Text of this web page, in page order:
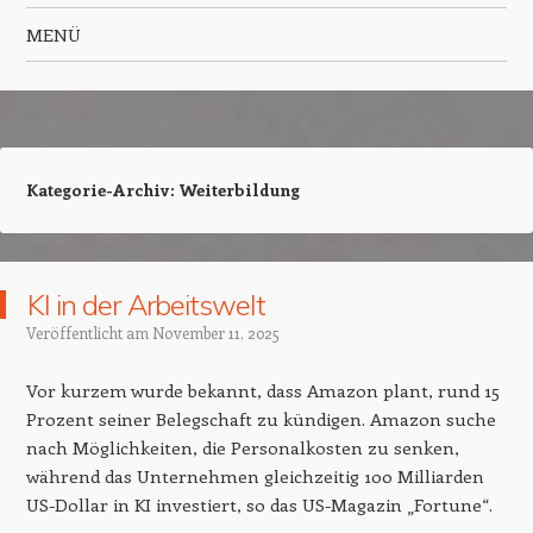
MENÜ
Kategorie-Archiv: Weiterbildung
KI in der Arbeitswelt
Veröffentlicht am November 11, 2025
Vor kurzem wurde bekannt, dass Amazon plant, rund 15
Prozent seiner Belegschaft zu kündigen. Amazon suche
nach Möglichkeiten, die Personalkosten zu senken,
während das Unternehmen gleichzeitig 100 Milliarden
US-Dollar in KI investiert, so das US-Magazin „Fortune“.